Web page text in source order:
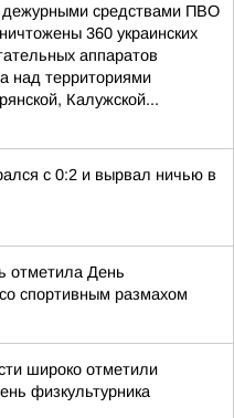
дежурными средствами ПВО
360 украинских
аппаратов
над территориями
Калужской...
с 0:2 и вырвал ничью в
отметила День
спортивным размахом
широко отметили
физкультурника